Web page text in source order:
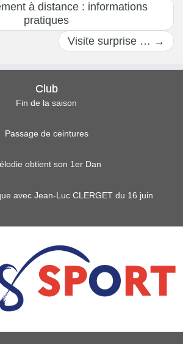
à distance : informations
pratiques
Visite surprise … →
Club
Fin de la saison
Passage de ceintures
obtient son 1er Dan
avec Jean-Luc CLERGET du 16 juin